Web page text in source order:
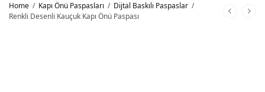
Home / Kapı Önü Paspasları / Dijtal Baskılı Paspaslar /
Renkli Desenli Kauçuk Kapı Önü Paspası